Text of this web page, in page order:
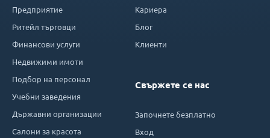
Предприятие
Ритейл търговци
Финансови услуги
Недвижими имоти
Подбор на персонал
Учебни заведения
Държавни организации
Салони за красота
Кариера
Блог
Клиенти
Свържете се нас
Започнете безплатно
Вход